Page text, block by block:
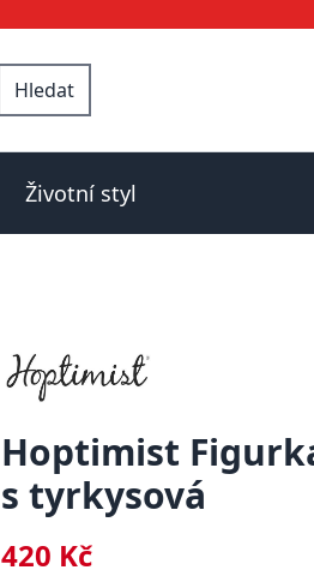
Hledat
Životní styl
Hoptimist
s tyrkysová
420 Kč